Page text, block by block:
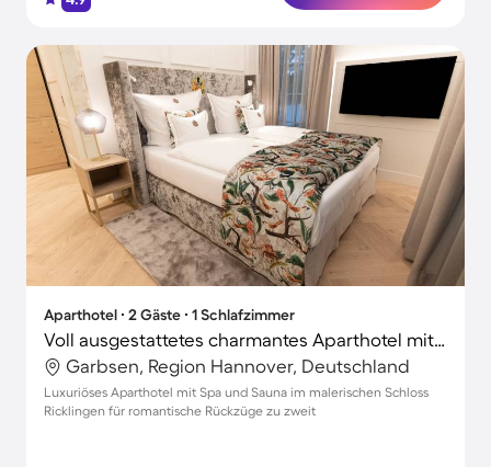
Aparthotel ∙ 2 Gäste ∙ 1 Schlafzimmer
Voll ausgestattetes charmantes Aparthotel mit Garten, Terrasse und Grill | Gartenblick | Ideal für Homeoffice
Garbsen, Region Hannover, Deutschland
Luxuriöses Aparthotel mit Spa und Sauna im malerischen Schloss
Ricklingen für romantische Rückzüge zu zweit